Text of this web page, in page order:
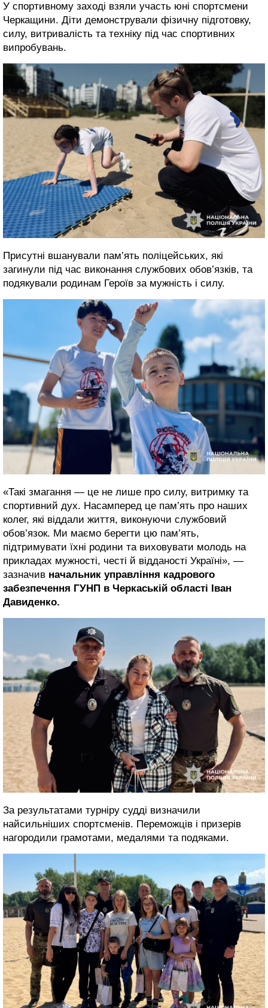
У спортивному заході взяли участь юні спортсмени
Черкащини. Діти демонстрували фізичну підготовку,
силу, витривалість та техніку під час спортивних
випробувань.
Присутні вшанували пам’ять поліцейських, які
загинули під час виконання службових обов’язків, та
подякували родинам Героїв за мужність і силу.
«Такі змагання — це не лише про силу, витримку та
спортивний дух. Насамперед це пам’ять про наших
колег, які віддали життя, виконуючи службовий
обов’язок. Ми маємо берегти цю пам’ять,
підтримувати їхні родини та виховувати молодь на
прикладах мужності, честі й відданості Україні», —
зазначив начальник управління кадрового
забезпечення ГУНП в Черкаській області Іван
Давиденко.
За результатами турніру судді визначили
найсильніших спортсменів. Переможців і призерів
нагородили грамотами, медалями та подяками.